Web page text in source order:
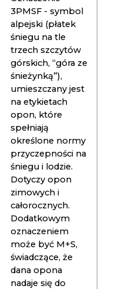
3PMSF - symbol
alpejski (płatek
śniegu na tle
trzech szczytów
górskich, “góra ze
śnieżynką”),
umieszczany jest
na etykietach
opon, które
spełniają
określone normy
przyczepności na
śniegu i lodzie.
Dotyczy opon
zimowych i
całorocznych.
Dodatkowym
oznaczeniem
może być M+S,
świadczące, że
dana opona
nadaje się do